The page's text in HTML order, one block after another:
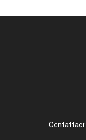
Contattaci: